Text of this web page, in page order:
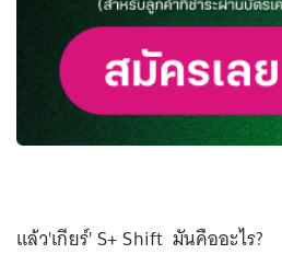
แล้ว'เกียร์' S+ Shift มันคืออะไร?